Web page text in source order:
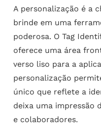
A personalização é a
brinde em uma
poderosa. O Tag
oferece uma área
verso liso para a
personalização
único que reflete a
deixa uma impressão
e colaboradores.